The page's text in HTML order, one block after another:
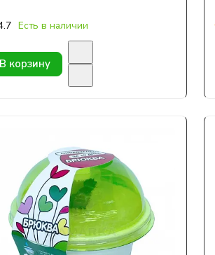
Есть в наличии
В корзину